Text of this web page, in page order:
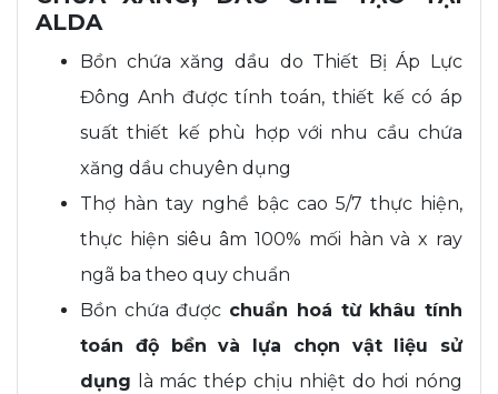
ALDA
Bồn chứa xăng dầu do Thiết Bị Áp Lực
Đông Anh được tính toán, thiết kế có áp
suất thiết kế phù hợp với nhu cầu chứa
xăng dầu chuyên dụng
Thợ hàn tay nghề bậc cao 5/7 thực hiện,
thực hiện siêu âm 100% mối hàn và x ray
ngã ba theo quy chuẩn
Bồn chứa được chuẩn hoá từ khâu tính
toán độ bền và lựa chọn vật liệu sử
dụng là mác thép chịu nhiệt do hơi nóng